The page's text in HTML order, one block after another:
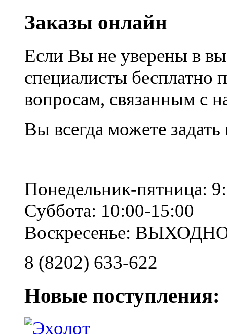
Заказы онлайн
Если Вы не уверены в
специалисты
вопросам, связанным с
Вы всегда можете
Понедельник-пятница:
Суббота: 10:00-15:00
Воскресенье:
8 (8202) 633-622
Новые поступления: